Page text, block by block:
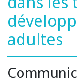
adultes